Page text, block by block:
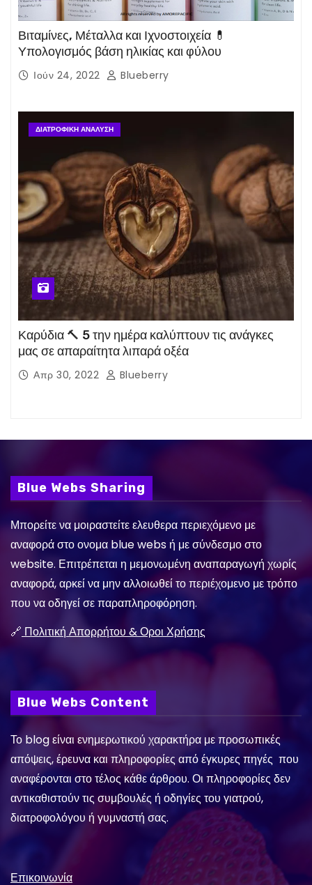
Βιταμίνες, Μέταλλα και Ιχνοστοιχεία 💊
Υπολογισμός βάση ηλικίας και φύλου
Ιούν 24, 2022 Blueberry
ΔΙΑΤΡΟΦΙΚΉ ΑΝΆΛΥΣΗ
Καρύδια 🔨 5 την ημέρα καλύπτουν τις ανάγκες
μας σε απαραίτητα λιπαρά οξέα
Απρ 30, 2022 Blueberry
Blue Webs Sharing
Μπορείτε να μοιραστείτε ελευθερα περιεχόμενο με
αναφορά στο ονομα blue webs ή με σύνδεσμο στο
website. Επιτρέπεται η μεμονωμένη αναπαραγωγή χωρίς
αναφορά, αρκεί να μην αλλοιωθεί το περιέχομενο με τρόπο
που να οδηγεί σε παραπληροφόρηση.
🔗 Πολιτική Απορρήτου & Οροι Χρήσης
Blue Webs Content
Το blog είναι ενημερωτικού χαρακτήρα με προσωπικές
απόψεις, έρευνα και πληροφορίες από έγκυρες πηγές που
αναφέρονται στο τέλος κάθε άρθρου. Οι πληροφορίες δεν
αντικαθιστούν τις συμβουλές ή οδηγίες του γιατρού,
διατροφολόγου ή γυμναστή σας.
Επικοινωνία